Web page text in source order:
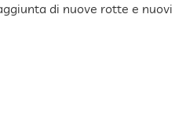
di nuove rotte e nuovi